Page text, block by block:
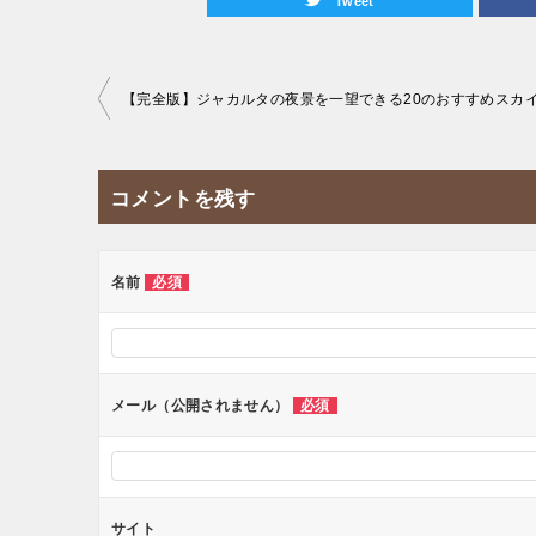
投
ナ
ビ
ー
コメントを残す
名前 必須
メール（公開されません） 必須
サイト